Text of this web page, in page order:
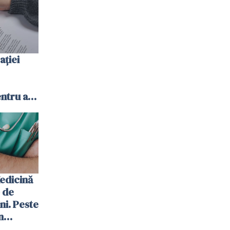
a
în
2026
Peste